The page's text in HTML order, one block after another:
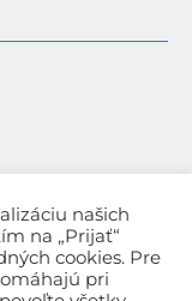
našich
na „Prijať“
cookies. Pre
pri